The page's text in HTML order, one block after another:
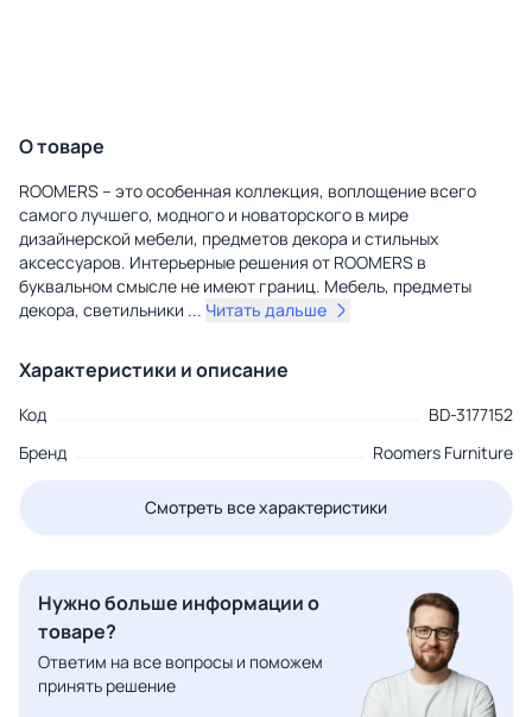
О товаре
ROOMERS – это особенная коллекция, воплощение всего
самого лучшего, модного и новаторского в мире
дизайнерской мебели, предметов декора и стильных
аксессуаров. Интерьерные решения от ROOMERS в
буквальном смысле не имеют границ. Мебель, предметы
декора, светильники ... Читать дальше
Характеристики и описание
Код
BD-3177152
Бренд
Roomers Furniture
Смотреть все характеристики
Нужно больше информации о
товаре?
Ответим на все вопросы и поможем
принять решение